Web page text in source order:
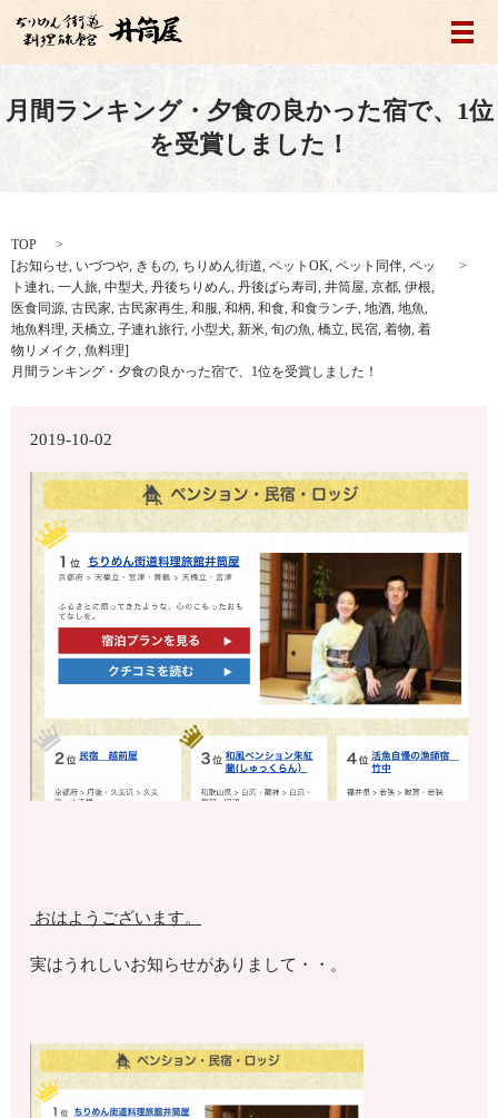
メ
月間ランキング・夕食の良かった宿で、1位
を受賞しました！
TOP
[お知らせ, いづつや, きもの, ちりめん街道, ペットOK, ペット同伴, ペッ
ト連れ, 一人旅, 中型犬, 丹後ちりめん, 丹後ばら寿司 , 井筒屋, 京都, 伊根,
医食同源, 古民家, 古民家再生, 和服, 和柄, 和食, 和食ランチ, 地酒, 地魚,
地魚料理, 天橋立, 子連れ旅行, 小型犬, 新米, 旬の魚, 橋立, 民宿, 着物, 着
物リメイク, 魚料理]
月間ランキング・夕食の良かった宿で、1位を受賞しました！
2019-10-02
おはようございます。
実はうれしいお知らせがありまして・・。